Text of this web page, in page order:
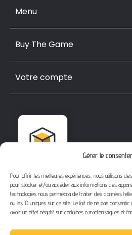
Gérer le
Pour offrir les meilleures expériences, nous utilisons
pour stocker et/ou accéder aux informations des
technologies nous permettra de traiter des données
ou les ID uniques sur ce site. Le fait de ne pas
avoir un effet négatif sur certaines caractéristiques et
1112 Bd Fernand Darchicourt
62110 Hénin-Beaumont
Menu
Buy The Game
Votre compte